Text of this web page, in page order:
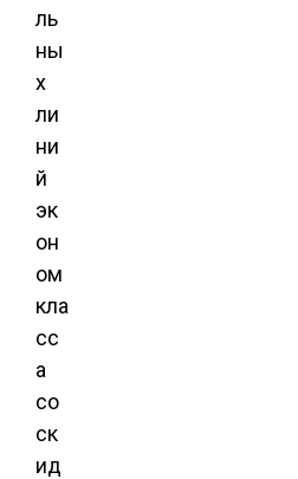
ль
ны
х
ли
ни
й
эк
он
ом
кла
сс
а
со
ск
ид